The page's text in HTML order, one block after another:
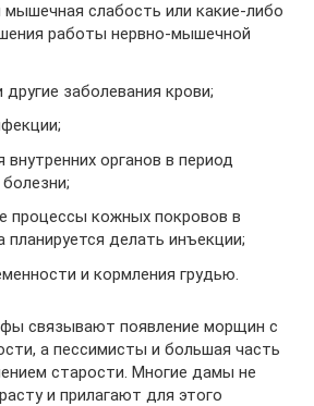
слабость или какие-либо
работы нервно-мышечной
заболевания крови;
внутренних органов в период
процессы кожных покровов в
планируется делать инъекции;
и кормления грудью.
связывают появление морщин с
а пессимисты и большая часть
старости. Многие дамы не
и прилагают для этого